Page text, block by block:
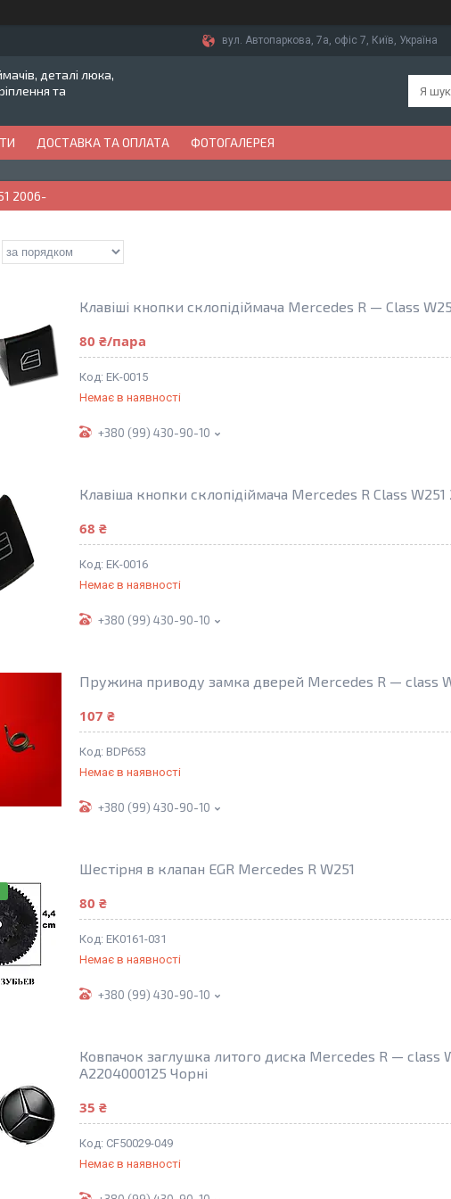
вул. Автопаркова, 7а, офіс 7, Київ, Україна
деталі люка,
та
ДОСТАВКА ТА ОПЛАТА ФОТОГАЛЕРЕЯ
2006-
Клавіші кнопки склопідіймача Mercedes R — Class
80 ₴/пара
EK-0015
Немає в наявності
+380 (99) 430-90-10
Клавіша кнопки склопідіймача Mercedes R Class W251
68 ₴
EK-0016
Немає в наявності
+380 (99) 430-90-10
Пружина приводу замка дверей Mercedes R — class
107 ₴
BDP653
Немає в наявності
+380 (99) 430-90-10
Шестірня в клапан EGR Mercedes R W251
80 ₴
EK0161-031
Немає в наявності
+380 (99) 430-90-10
Ковпачок заглушка литого диска Mercedes R — class
A2204000125 Чорні
35 ₴
CF50029-049
Немає в наявності